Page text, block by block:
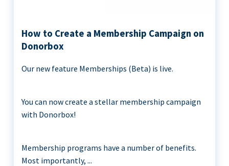
How to Create a Membership Campaign on
Donorbox
Our new feature Memberships (Beta) is live.
You can now create a stellar membership campaign
with Donorbox!
Membership programs have a number of benefits.
Most importantly, ...